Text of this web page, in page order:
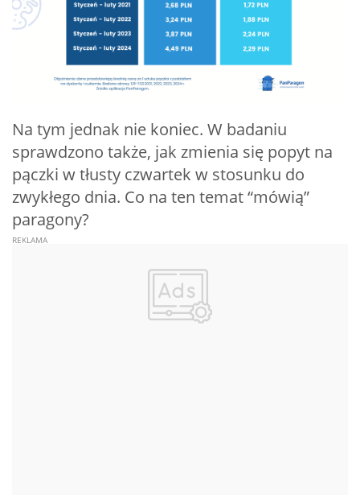
Na tym jednak nie koniec. W badaniu
sprawdzono także, jak zmienia się popyt na
pączki w tłusty czwartek w stosunku do
zwykłego dnia. Co na ten temat “mówią”
paragony?